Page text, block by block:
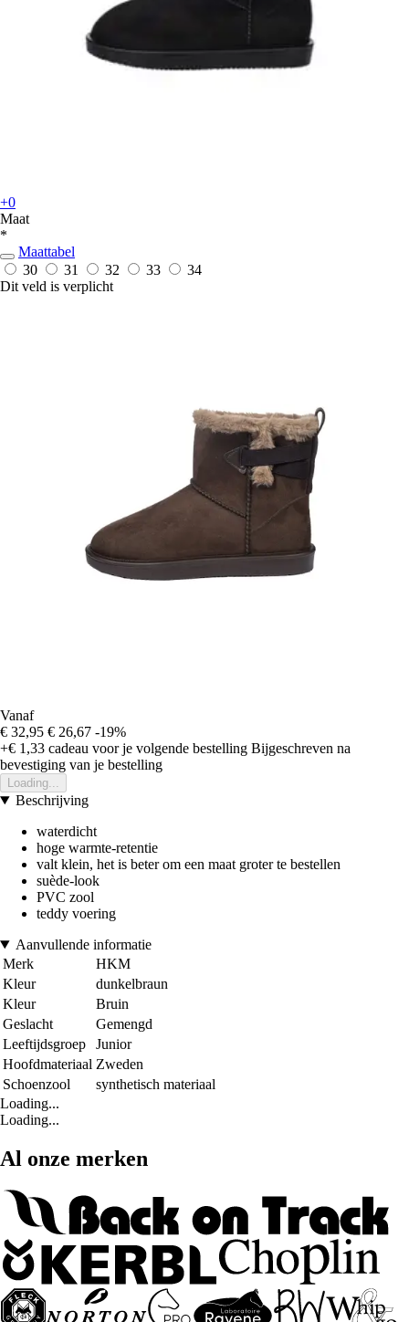
+0
Maat
*
Maattabel
30
31 32 33
34
Dit veld is verplicht
Vanaf
€ 32,95 € 26,67 -19%
+€ 1,33 cadeau voor je volgende bestelling Bijgeschreven na
bevestiging van je bestelling
Loading...
Beschrijving
waterdicht
hoge warmte-retentie
valt klein, het is beter om een maat groter te bestellen
suède-look
PVC zool
teddy voering
Aanvullende informatie
Merk
HKM
Kleur
dunkelbraun
Kleur
Bruin
Geslacht
Gemengd
Leeftijdsgroep
Junior
Hoofdmateriaal Zweden
Schoenzool
synthetisch materiaal
Loading...
Loading...
Al onze merken